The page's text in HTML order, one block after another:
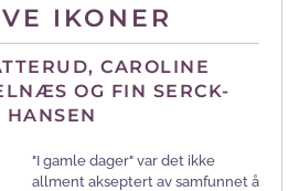
IKONER
CAROLINE
OG FIN SERCK-
HANSEN
"I gamle dager" var det ikke
allment akseptert av samfunnet å